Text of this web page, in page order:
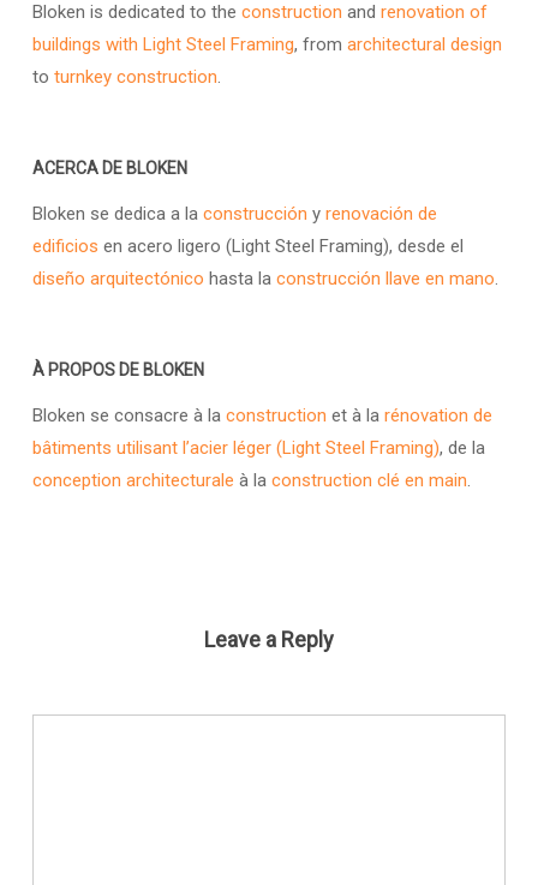
Bloken is dedicated to the construction and renovation of
buildings with Light Steel Framing, from architectural design
to turnkey construction.
ACERCA DE BLOKEN
Bloken se dedica a la construcción y renovación de
edificios en acero ligero (Light Steel Framing), desde el
diseño arquitectónico hasta la construcción llave en mano.
À PROPOS DE BLOKEN
Bloken se consacre à la construction et à la rénovation de
bâtiments utilisant l’acier léger (Light Steel Framing), de la
conception architecturale à la construction clé en main.
Leave a Reply